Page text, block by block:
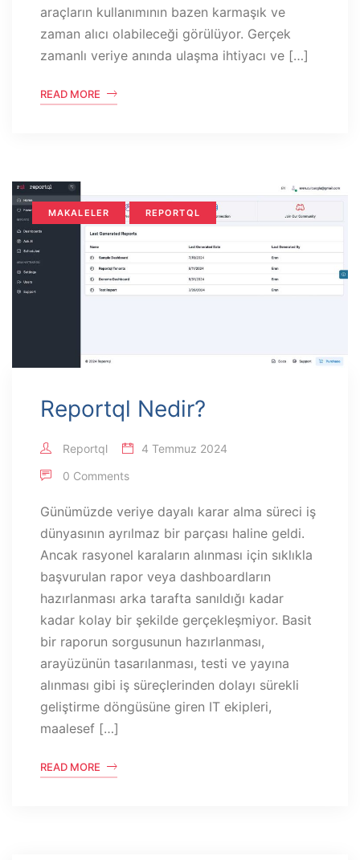
araçların kullanımının bazen karmaşık ve
zaman alıcı olabileceği görülüyor. Gerçek
zamanlı veriye anında ulaşma ihtiyacı ve […]
READ MORE
MAKALELER REPORTQL
Reportql Nedir?
Reportql
4 Temmuz 2024
0 Comments
Günümüzde veriye dayalı karar alma süreci iş
dünyasının ayrılmaz bir parçası haline geldi.
Ancak rasyonel karaların alınması için sıklıkla
başvurulan rapor veya dashboardların
hazırlanması arka tarafta sanıldığı kadar
kadar kolay bir şekilde gerçekleşmiyor. Basit
bir raporun sorgusunun hazırlanması,
arayüzünün tasarılanması, testi ve yayına
alınması gibi iş süreçlerinden dolayı sürekli
geliştirme döngüsüne giren IT ekipleri,
maalesef […]
READ MORE